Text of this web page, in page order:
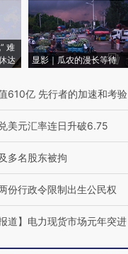
难
达
显影｜瓜农的漫长等待
610亿 先行者的加速和考验
美元汇率连日升破6.75
多名股东被拘
份行政令限制出生公民权
报道】电力现货市场元年突进